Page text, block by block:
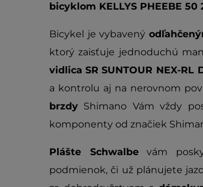
bicyklom KELLYS PHEEBE 50
Bicykel je vybavený
ktorý zaisťuje jednoduchú
vidlica SR SUNTOUR NEX-RL
a kontrolu aj na nerovnom
brzdy Shimano Vám vždy
komponenty od značiek
Plášte Schwalbevám
podmienok, či už plánujete